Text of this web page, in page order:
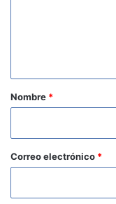
r
*
Nombre *
Correo electrónico *